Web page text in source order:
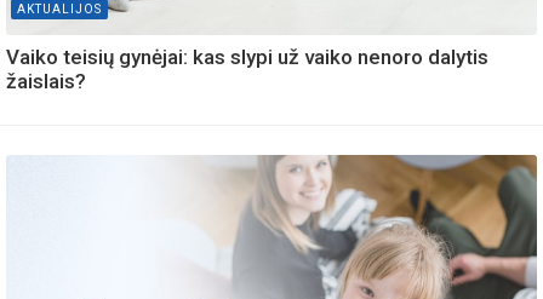
AKTUALIJOS
Vaiko teisių gynėjai: kas slypi už vaiko nenoro dalytis
žaislais?